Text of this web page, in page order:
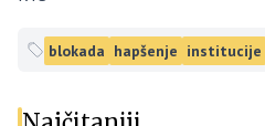
blokada hapšenje institucije